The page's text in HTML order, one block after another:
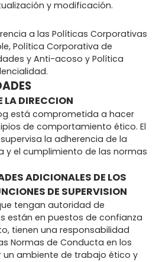
y modificación.
a las Políticas Corporativas
Política Corporativa de
y Anti-acoso y Política
LA DIRECCION
está comprometida a hacer
de comportamiento ético. El
la adherencia de la
y el cumplimiento de las normas
ADICIONALES DE LOS
DE SUPERVISION
tengan autoridad de
están en puestos de confianza
tienen una responsabilidad
Normas de Conducta en los
un ambiente de trabajo ético y